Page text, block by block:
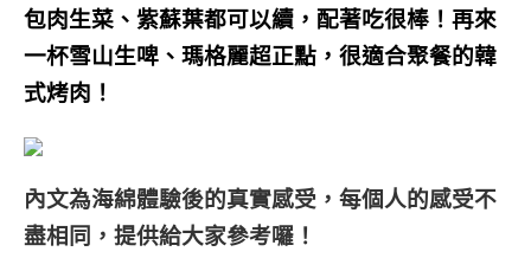
包肉生菜、紫蘇葉都可以續，配著吃很棒！再來
一杯雪山生啤、瑪格麗超正點，很適合聚餐的韓
式烤肉！
內文為海綿體驗後的真實感受，每個人的感受不
盡相同，提供給大家參考囉！